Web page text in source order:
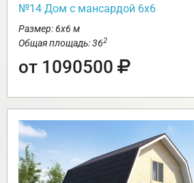
№14 Дом с мансардой 6х6
Размер: 6х6 м
Общая площадь: 362
от 1090500